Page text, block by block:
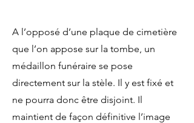
A l’opposé d’une plaque de cimetière
que l’on appose sur la tombe, un
médaillon funéraire se pose
directement sur la stèle. Il y est fixé et
ne pourra donc être disjoint. Il
maintient de façon définitive l’image